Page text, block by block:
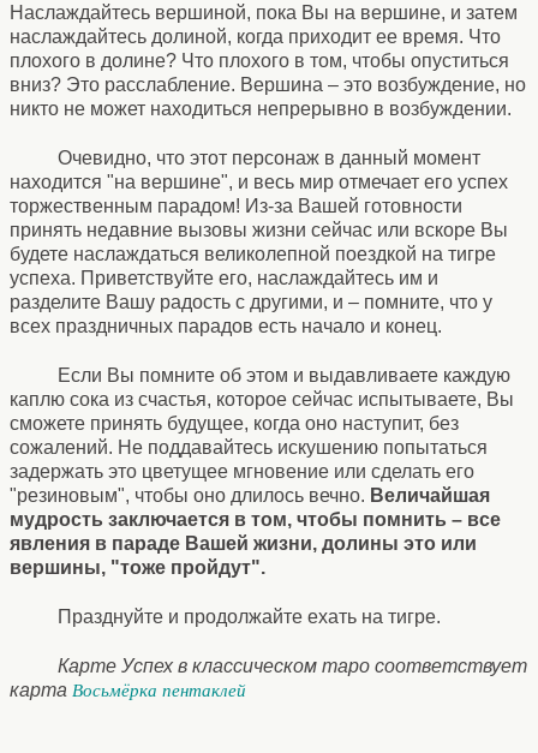
Наслаждайтесь вершиной, пока Вы на вершине, и затем
наслаждайтесь долиной, когда приходит ее время. Что
плохого в долине? Что плохого в том, чтобы опуститься
вниз? Это расслабление. Вершина – это возбуждение, но
никто не может находиться непрерывно в возбуждении.
Очевидно, что этот персонаж в данный момент
находится "на вершине", и весь мир отмечает его успех
торжественным парадом! Из-за Вашей готовности
принять недавние вызовы жизни сейчас или вскоре Вы
будете наслаждаться великолепной поездкой на тигре
успеха. Приветствуйте его, наслаждайтесь им и
разделите Вашу радость с другими, и – помните, что у
всех праздничных парадов есть начало и конец.
Если Вы помните об этом и выдавливаете каждую
каплю сока из счастья, которое сейчас испытываете, Вы
сможете принять будущее, когда оно наступит, без
сожалений. Не поддавайтесь искушению попытаться
задержать это цветущее мгновение или сделать его
"резиновым", чтобы оно длилось вечно. Величайшая
мудрость заключается в том, чтобы помнить – все
явления в параде Вашей жизни, долины это или
вершины, "тоже пройдут".
Празднуйте и продолжайте ехать на тигре.
Карте Успех в классическом таро соответствует
карта Восьмёрка пентаклей